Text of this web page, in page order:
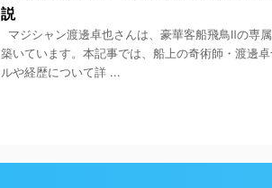
説
マジシャン渡邊卓也さんは、豪華客船飛鳥Ⅱの専
築いています。本記事では、船上の奇術師・渡邊
ルや経歴について詳 ...